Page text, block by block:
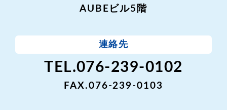
AUBEビル5階
連絡先
TEL.076-239-0102
FAX.076-239-0103